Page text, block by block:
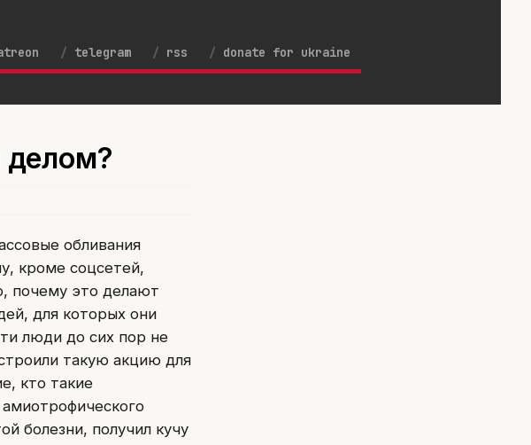
telegram rss donate for ukraine
делом?
обливания
кроме соцсетей,
почему это делают
для которых они
люди до сих пор не
такую акцию для
кто такие
болезни, получил кучу